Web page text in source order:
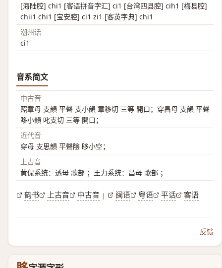
[海陆腔] chi1 [客语拼音字汇] ci1 [台湾四县腔] cih1 [梅县腔]
chii1 chi1 [宝安腔] ci1 zi1 [客英字典] chi1
潮州话
ci1
音系简文
中古音
照章母 支韻 平聲 支小韻 章移切 三等 開口；穿昌母 支韻 平聲
眵小韻 叱支切 三等 開口；
近代音
穿母 支思韻 平聲陰 眵小空；
上古音
黄侃系统：透母 歌部 ；王力系统：昌母 歌部 ；
韵书 上古音 中古音 | 闽语 粤语 平话 客语
反馈